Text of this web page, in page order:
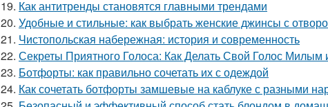
19. Как антитренды становятся главными трендами
20. Удобные и стильные: как выбрать женские джинсы с
21. Чистопольская набережная: история и современность
22. Секреты Приятного Голоса: Как Делать Свой Голос Милым
23. Ботфорты: как правильно сочетать их с одеждой
24. Как сочетать ботфорты замшевые на каблуке с разными